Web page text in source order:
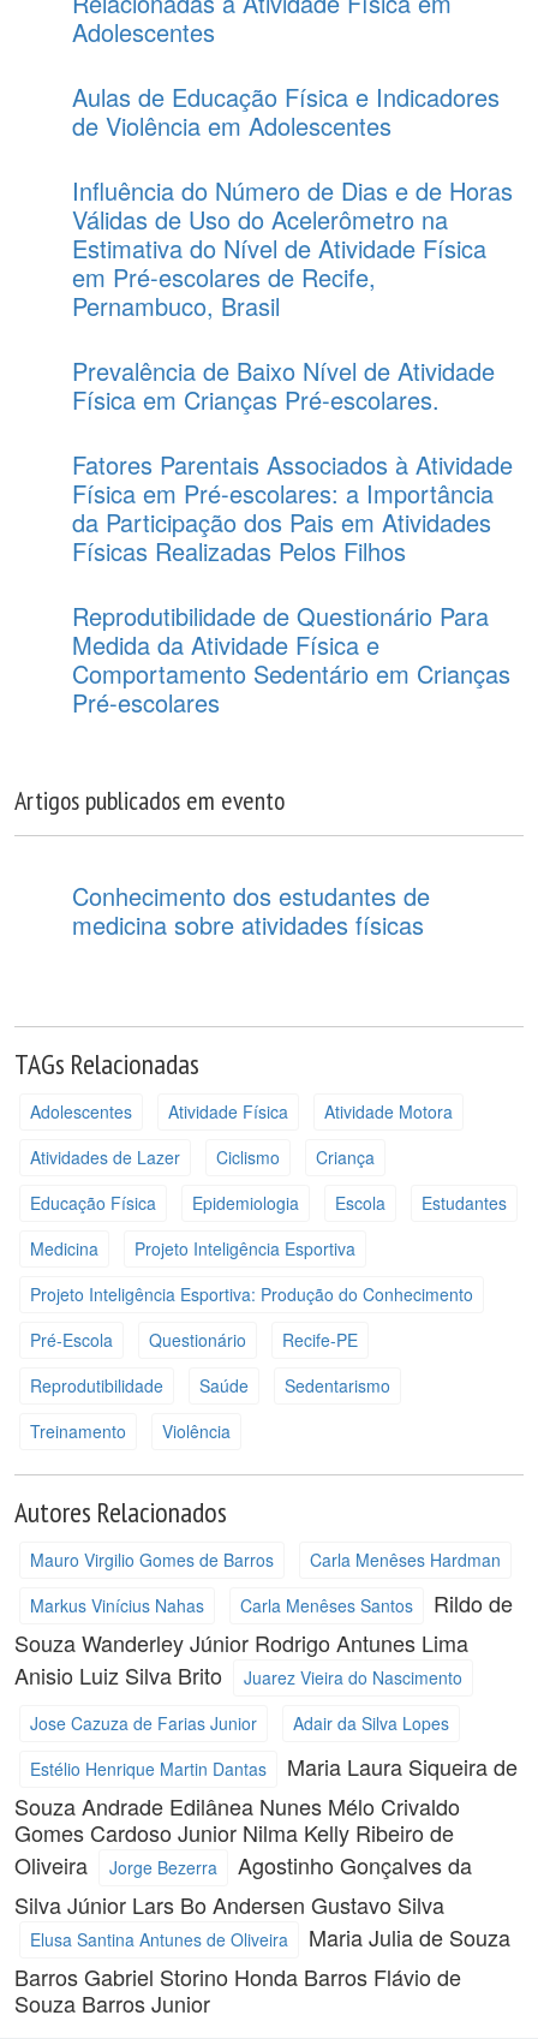
Adolescentes
Aulas de Educação Física e Indicadores
de Violência em Adolescentes
Influência do Número de Dias e de Horas
Válidas de Uso do Acelerômetro na
Estimativa do Nível de Atividade Física
em Pré-escolares de Recife,
Pernambuco, Brasil
Prevalência de Baixo Nível de Atividade
Física em Crianças Pré-escolares.
Fatores Parentais Associados à Atividade
Física em Pré-escolares: a Importância
da Participação dos Pais em Atividades
Físicas Realizadas Pelos Filhos
Reprodutibilidade de Questionário Para
Medida da Atividade Física e
Comportamento Sedentário em Crianças
Pré-escolares
Artigos publicados em evento
Conhecimento dos estudantes de
medicina sobre atividades físicas
TAGs Relacionadas
Adolescentes Atividade Física
Atividade Motora
Atividades de Lazer
Ciclismo
Criança
Educação Física
Epidemiologia Escola
Estudantes
Medicina
Projeto Inteligência Esportiva
Projeto Inteligência Esportiva: Produção do Conhecimento
Pré-Escola
Questionário
Recife-PE
Reprodutibilidade
Saúde
Sedentarismo
Treinamento
Violência
Autores Relacionados
Mauro Virgilio Gomes de Barros
Carla Menêses Hardman
Markus Vinícius Nahas
Carla Menêses Santos
Rildo de
Souza Wanderley Júnior Rodrigo Antunes Lima
Anisio Luiz Silva Brito
Juarez Vieira do Nascimento
Jose Cazuza de Farias Junior
Adair da Silva Lopes
Estélio Henrique Martin Dantas
Maria Laura Siqueira de
Souza Andrade Edilânea Nunes Mélo Crivaldo
Gomes Cardoso Junior Nilma Kelly Ribeiro de
Oliveira
Jorge Bezerra
Agostinho Gonçalves da
Silva Júnior Lars Bo Andersen Gustavo Silva
Elusa Santina Antunes de Oliveira
Maria Julia de Souza
BarrosGabriel Storino Honda Barros Flávio de
Souza Barros Junior